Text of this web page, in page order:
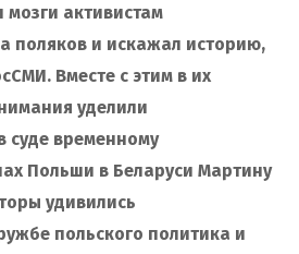
активистам
поляков и искажал историю,
Вместе с этим в их
уделили
суде временному
Польши в Беларуси Мартину
удивились
польского политика и